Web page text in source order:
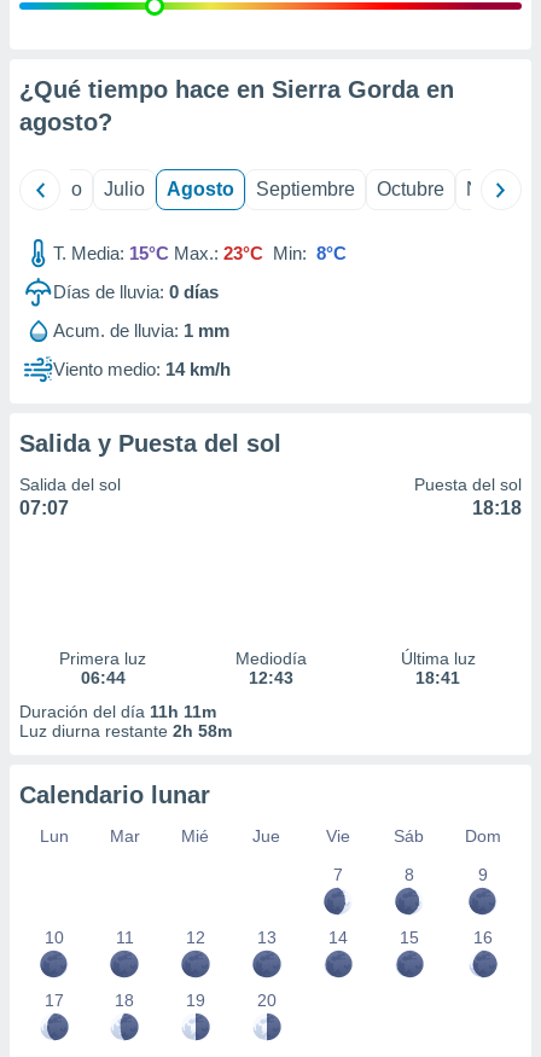
e
mediante
de
1199
¿Qué tiempo hace en Sierra Gorda en
agosto?
Junio Julio Agosto Septiembre Octubre
T. Media: 15°C Max.: 23°C Min: 8°C
Días de lluvia: 0 días
Acum. de lluvia: 1 mm
Viento medio: 14 km/h
Salida y Puesta del sol
Salida del sol
07:07
Puesta del sol
18:18
Primera luz
06:44
Mediodía
12:43
Última luz
18:41
Duración del día 11h 11m
Luz diurna restante 2h 58m
Calendario lunar
Lun Mar Mié Jue Vie Sáb
Dom
7
8 9
10 11 12 13 14 15 16
17 18 19 20